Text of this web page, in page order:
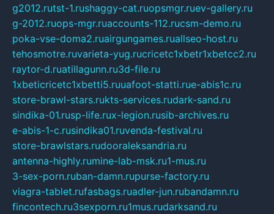
g2012.rutst-1.rushaggy-cat.ruopsmgr.ruev-gallery.ru
g-2012.ruops-mgr.ruaccounts-112.rucsm-demo.ru
poka-vse-doma2.ruairgungames.ruallseo-host.ru
tehosmotre.ruvarieta-yug.rucricetc1xbetr1xbetcc2.ru
raytor-d.ruatillagunn.ru3d-file.ru
1xbeticricetc1xbetti5.ruuafoot-statti.rue-abis1c.ru
store-brawl-stars.rukts-services.rudark-sand.ru
sindika-01.rusp-life.rux-legion.rusib-archives.ru
e-abis-1-c.rusindika01.ruvenda-festival.ru
store-brawlstars.rudooraleksandria.ru
antenna-highly.rumine-lab-msk.ru1-mus.ru
3-sex-porn.ruban-damn.rupurse-factory.ru
viagra-tablet.rufasbags.ruadler-jun.rubandamn.ru
fincontech.ru3sexporn.ru1mus.rudarksand.ru